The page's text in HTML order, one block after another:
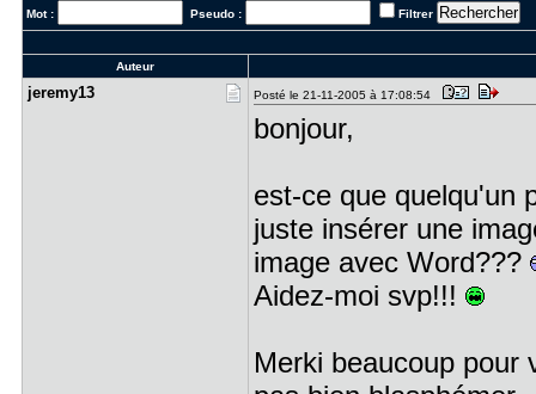
Mot : Pseudo : Filtrer
Auteur
jeremy13 Posté le 21-11-2005 à 17:08:54
bonjour,
est-ce que quelqu'un
juste insérer une
image avec Word???
Aidez-moi svp!!!
Merki beaucoup pour